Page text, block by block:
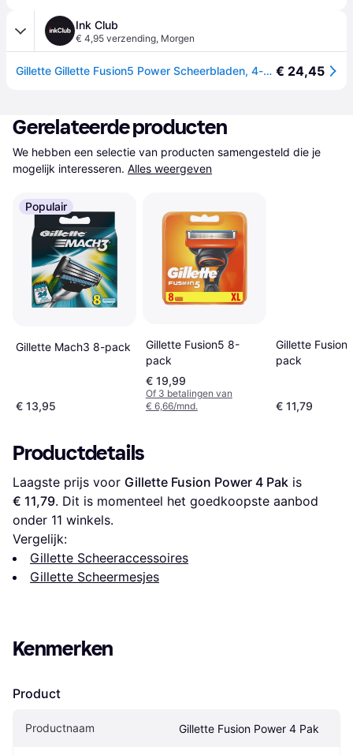
Ink Club
€ 4,95 verzending, Morgen
Gillette Gillette Fusion5 Power Scheerbladen, 4-pack 7702018852475 Replace: N/A € 24,45
Gerelateerde producten
We hebben een selectie van producten samengesteld die je
mogelijk interesseren. Alles weergeven
Populair
Gillette Mach3 8-pack
€ 13,95
Gillette Fusion5 8-
pack
€ 19,99
Of 3 betalingen van
€ 6,66/mnd.
Gillette Fusion
pack
€ 11,79
Productdetails
Laagste prijs voor Gillette Fusion Power 4 Pak
€ 11,79. Dit is momenteel het goedkoopste aanbod
onder 11 winkels.
Vergelijk:
Gillette Scheeraccessoires
Gillette Scheermesjes
Kenmerken
Product
Productnaam Gillette Fusion Power 4 Pak